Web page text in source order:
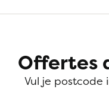
Offertes
Vul je postcode